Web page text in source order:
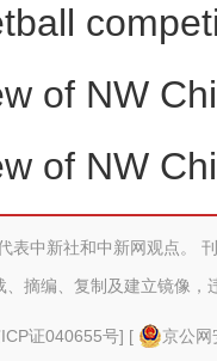
市：“村晚”迎
of NW
of NW
表中新社和中新网观点。
、摘编、复制及建立镜像，
证040655号] [
京公